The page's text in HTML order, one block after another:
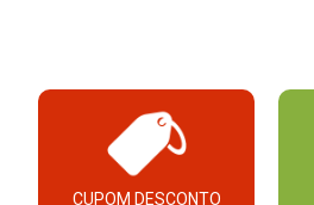
CUPOM DESCONTO